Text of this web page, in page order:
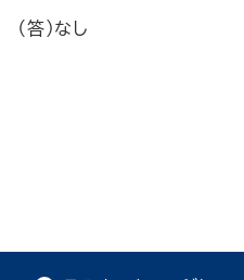
（答）なし